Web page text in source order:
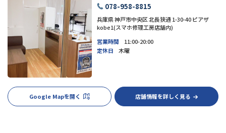
078-958-8815
兵庫県 神戸市中央区 北長狭通 1-30-40 ピアザ
kobe1(スマホ修理工房店舗内)
営業時間
11:00-20:00
定休日
木曜
Google Mapを開く 店舗情報を詳しく見る